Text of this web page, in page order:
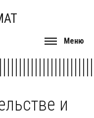
Меню
и